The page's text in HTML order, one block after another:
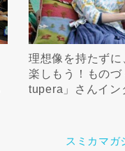
理想像を持たず
楽しもう！もの
tupera」さんイン
スミカマガ